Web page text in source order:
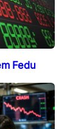
Fedu